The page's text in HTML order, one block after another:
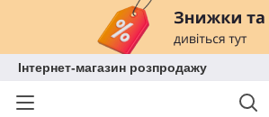
Інтернет-магазин розпродажу